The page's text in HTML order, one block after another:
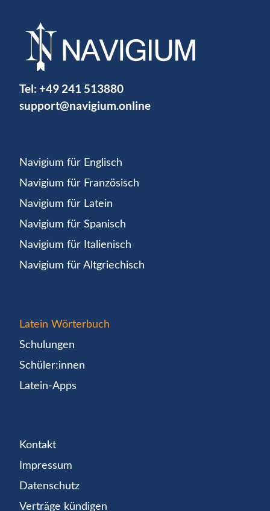
Tel: +49 241 513880
support@navigium.online
Navigium für Englisch
Navigium für Französisch
Navigium für Latein
Navigium für Spanisch
Navigium für Italienisch
Navigium für Altgriechisch
Latein Wörterbuch
Schulungen
Schüler:innen
Latein-Apps
Kontakt
Impressum
Datenschutz
Verträge kündigen